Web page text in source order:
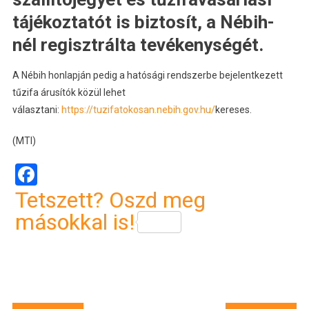
tájékoztatót is biztosít, a Nébih-
nél regisztrálta tevékenységét.
A Nébih honlapján pedig a hatósági rendszerbe bejelentkezett
tűzifa árusítók közül lehet
választani: https://tuzifatokosan.nebih.gov.hu/kereses.
(MTI)
Facebook
Tetszett? Oszd meg
másokkal is!